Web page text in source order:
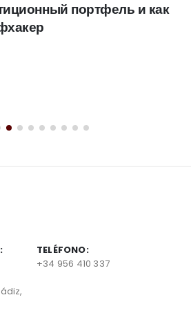
портфель и как
TELÉFONO:
+34 956 410 337